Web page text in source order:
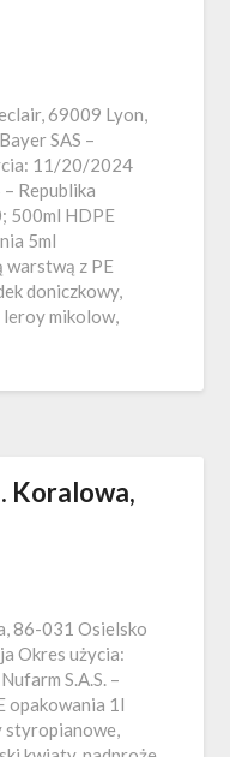
69009 Lyon,
SAS –
11/20/2024
Republika
500ml HDPE
5ml
z PE
doniczkowy,
leroy mikolow,
Koralowa,
86-031 Osielsko
Okres użycia:
S.A.S. –
opakowania 1l
styropianowe,